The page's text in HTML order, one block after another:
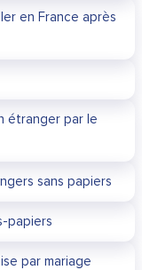
en France après
étranger par le
sans papiers
papiers
par mariage